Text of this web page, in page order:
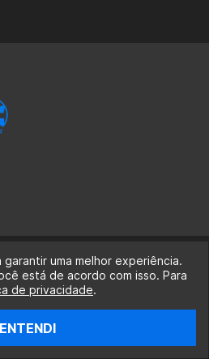
DC, uma empresa da Legado
uma melhor experiência.
está de acordo com isso. Para
de privacidade.
ENTENDI